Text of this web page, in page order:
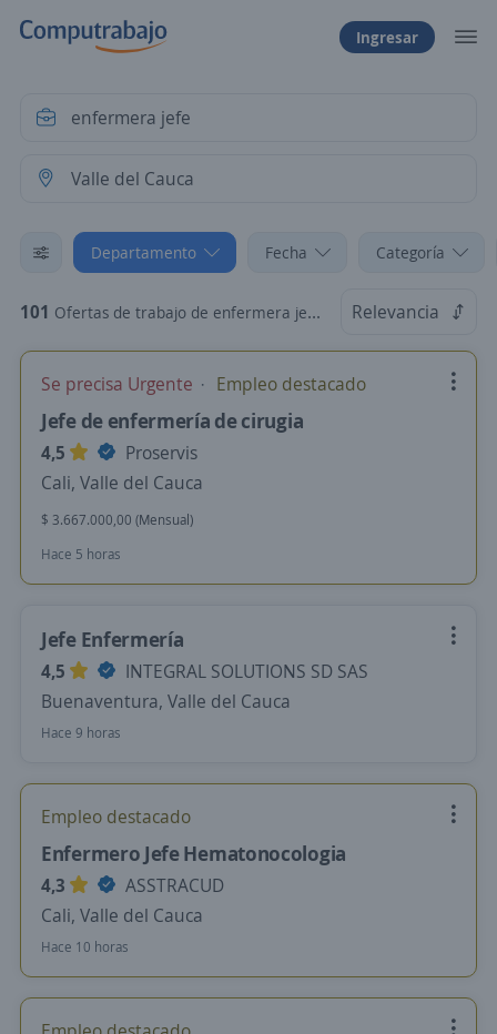
Ingresar
Departamento Fecha Categoría
101 Ofertas de trabajo de enfermera jefe en Valle del Cauca Relevancia
Se precisa Urgente Empleo destacado
Jefe de enfermería de cirugia
4,5
Proservis
Cali, Valle del Cauca
$ 3.667.000,00 (Mensual)
Hace 5 horas
Jefe Enfermería
4,5
INTEGRAL SOLUTIONS SD SAS
Buenaventura, Valle del Cauca
Hace 9 horas
Empleo destacado
Enfermero Jefe Hematonocologia
4,3
ASSTRACUD
Cali, Valle del Cauca
Hace 10 horas